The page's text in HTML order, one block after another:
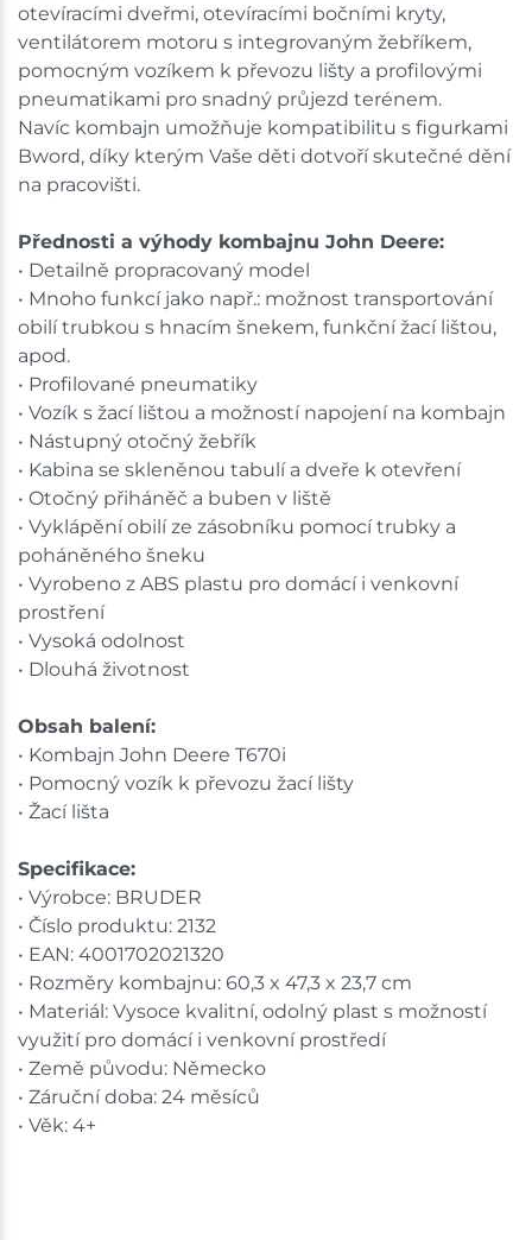
otevíracími dveřmi, otevíracími bočními kryty,
ventilátorem motoru s integrovaným žebříkem,
pomocným vozíkem k převozu lišty a profilovými
pneumatikami pro snadný průjezd terénem.
Navíc kombajn umožňuje kompatibilitu s figurkami
Bword, díky kterým Vaše děti dotvoří skutečné dění
na pracovišti.
Přednosti a výhody kombajnu John Deere:
• Detailně propracovaný model
• Mnoho funkcí jako např.: možnost transportování
obilí trubkou s hnacím šnekem, funkční žací lištou,
apod.
• Profilované pneumatiky
• Vozík s žací lištou a možností napojení na kombajn
• Nástupný otočný žebřík
• Kabina se skleněnou tabulí a dveře k otevření
• Otočný přiháněč a buben v liště
• Vyklápění obilí ze zásobníku pomocí trubky a
poháněného šneku
• Vyrobeno z ABS plastu pro domácí i venkovní
prostření
• Vysoká odolnost
• Dlouhá životnost
Obsah balení:
• Kombajn John Deere T670i
• Pomocný vozík k převozu žací lišty
• Žací lišta
Specifikace:
• Výrobce: BRUDER
• Číslo produktu: 2132
• EAN: 4001702021320
• Rozměry kombajnu: 60,3 x 47,3 x 23,7 cm
• Materiál: Vysoce kvalitní, odolný plast s možností
využití pro domácí i venkovní prostředí
• Země původu: Německo
• Záruční doba: 24 měsíců
• Věk: 4+